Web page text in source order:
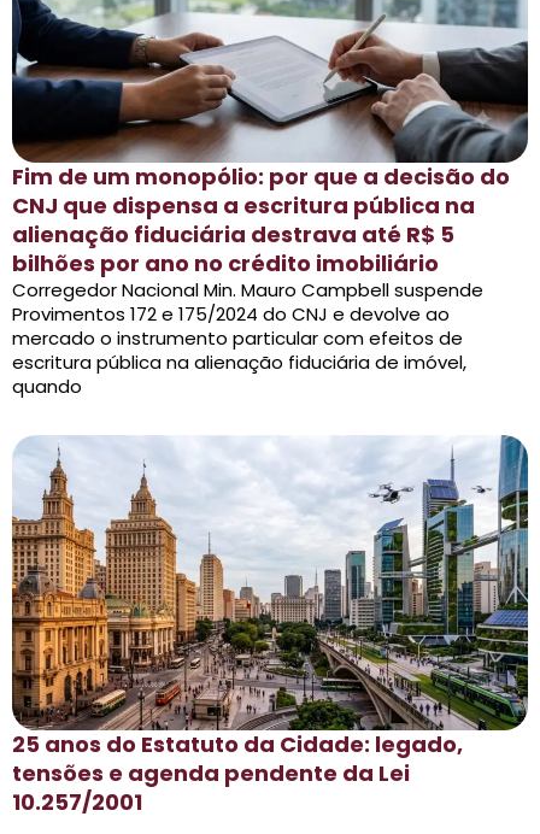
Fim de um monopólio: por que a decisão do
CNJ que dispensa a escritura pública na
alienação fiduciária destrava até R$ 5
bilhões por ano no crédito imobiliário
Corregedor Nacional Min. Mauro Campbell suspende
Provimentos 172 e 175/2024 do CNJ e devolve ao
mercado o instrumento particular com efeitos de
escritura pública na alienação fiduciária de imóvel,
quando
25 anos do Estatuto da Cidade: legado,
tensões e agenda pendente da Lei
10.257/2001